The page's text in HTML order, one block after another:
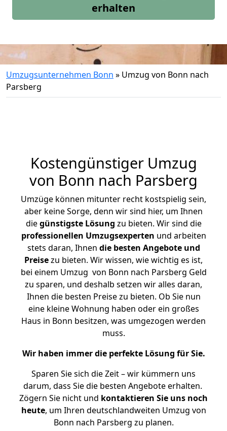
erhalten
Umzugsunternehmen Bonn » Umzug von Bonn nach
Parsberg
Kostengünstiger Umzug
von Bonn nach Parsberg
Umzüge können mitunter recht kostspielig sein,
aber keine Sorge, denn wir sind hier, um Ihnen
diegünstigste Lösung zu bieten. Wir sind die
professionellen Umzugsexperten und arbeiten
stets daran, Ihnen die besten Angebote und
Preisezu bieten. Wir wissen, wie wichtig es ist,
bei einem Umzug von Bonn nach Parsberg Geld
zu sparen, und deshalb setzen wir alles daran,
Ihnen die besten Preise zu bieten. Ob Sie nun
eine kleine Wohnung haben oder ein großes
Haus in Bonn besitzen, was umgezogen werden
muss.
Wir haben immer die perfekte Lösung für Sie.
Sparen Sie sich die Zeit – wir kümmern uns
darum, dass Sie die besten Angebote erhalten.
Zögern Sie nicht und kontaktieren Sie uns noch
heute, um Ihren deutschlandweiten Umzug von
Bonn nach Parsberg zu planen.